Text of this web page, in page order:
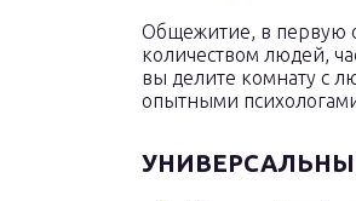
Общежитие, в первую
количеством людей,
вы делите комнату с
опытными